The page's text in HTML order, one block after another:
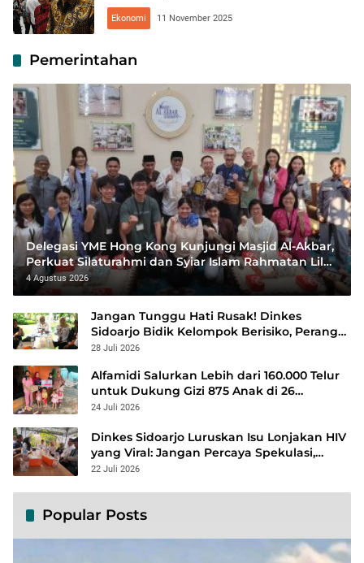
Ekonomi 11 November 2025
Pemerintahan
Delegasi YME Hong Kong Kunjungi Masjid Al-Akbar,
Perkuat Silaturahmi dan Syiar Islam Rahmatan Lil
‘Alamin
4 Agustus 2026
Jangan Tunggu Hati Rusak! Dinkes
Sidoarjo Bidik Kelompok Berisiko, Perang
Terbuka Lawan Hepatitis
28 Juli 2026
Alfamidi Salurkan Lebih dari 160.000 Telur
untuk Dukung Gizi 875 Anak di 26
Kabupaten/Kota
24 Juli 2026
Dinkes Sidoarjo Luruskan Isu Lonjakan HIV
yang Viral: Jangan Percaya Spekulasi,
Penanganan Berbasis Data Terus
22 Juli 2026
Popular Posts